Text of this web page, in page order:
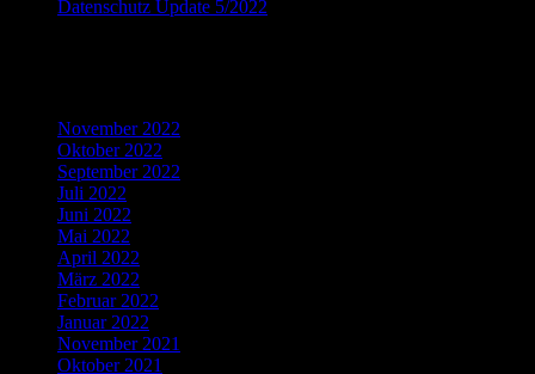
Datenschutz Update 5/2022
November 2022
Oktober 2022
September 2022
Juli 2022
Juni 2022
Mai 2022
April 2022
März 2022
Februar 2022
Januar 2022
November 2021
Oktober 2021